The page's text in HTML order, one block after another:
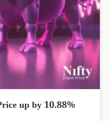
up by 10.88%